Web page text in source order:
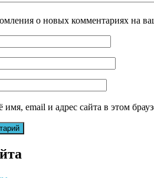
о новых комментариях на
имя, email и адрес сайта в этом